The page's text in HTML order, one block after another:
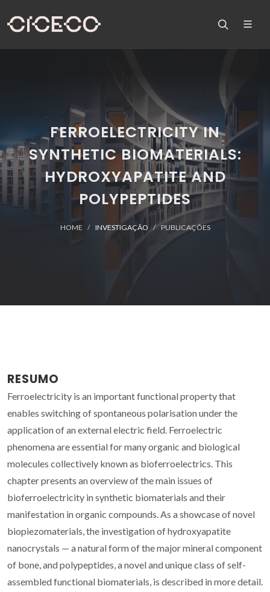
FERROELECTRICITY IN
SYNTHETIC BIOMATERIALS:
HYDROXYAPATITE AND
POLYPEPTIDES
HOME INVESTIGAÇÃO PUBLICAÇÕES
RESUMO
Ferroelectricity is an important functional property that
enables switching of spontaneous polarisation under the
application of an external electric field. Ferroelectric
phenomena are essential for many organic and biological
molecules collectively known as bioferroelectrics. This
chapter presents an overview of the main issues of
bioferroelectricity in synthetic biomaterials and their
manifestation in organic compounds. As a showcase of novel
biopiezomaterials, the investigation of hydroxyapatite
nanocrystals — a natural form of the major mineral component
of bone, and polypeptides, a novel and unique class of self-
assembled functional biomaterials, is described in more detail.